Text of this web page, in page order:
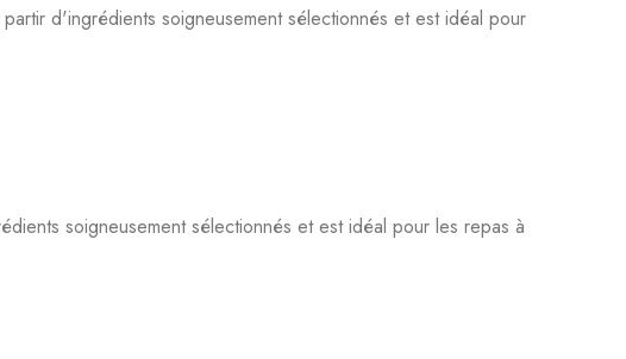
d'ingrédients soigneusement sélectionnés et est idéal pour
soigneusement sélectionnés et est idéal pour les repas à